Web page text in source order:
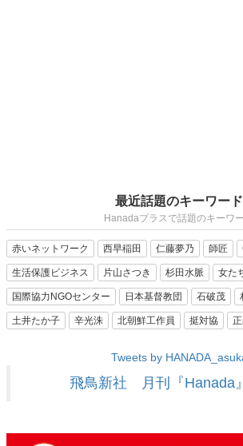
最近話題のキーワード
Hanadaプラスで話題のキーワ
赤いネットワーク 西早稲田 仁藤夢乃 師匠
生活保護ビジネス 片山さつき 杉田水脈 女た
国際協力NGOセンター 日本基督教団 石破茂
土井たか子 辛光洙 北朝鮮工作員 挺対協
Tweets by
飛鳥新社 月刊『Hanada